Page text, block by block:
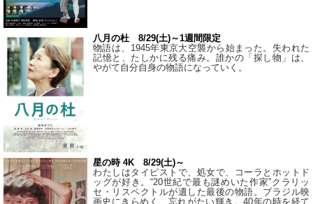
八月の杜 8/29(土)～1週間限定
物語は、1945年東京大空襲から始まった。失われた
記憶と、たしかに残る痛み。誰かの「探し物」は、
やがて自分自身の物語になっていく。
星の時 4K 8/29(土)～
わたしはタイピストで、処⼥で、コーラとホットド
ッグが好き。“20世紀で最も謎めいた作家”クラリッ
セ・リスペクトルが遺した最後の物語。ブラジル映
画史にきらめく、忘れがたい輝き。40年の時を経て